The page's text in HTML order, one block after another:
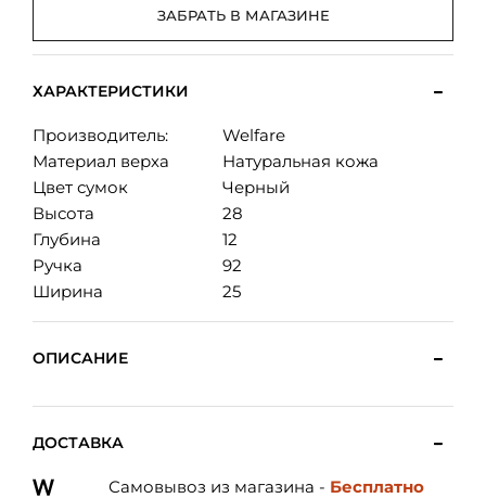
ЗАБРАТЬ В МАГАЗИНЕ
ХАРАКТЕРИСТИКИ
Производитель:
Welfare
Материал верха
Натуральная кожа
Цвет сумок
Черный
Высота
28
Глубина
12
Ручка
92
Ширина
25
ОПИСАНИЕ
ДОСТАВКА
Самовывоз из магазина - Бесплатно